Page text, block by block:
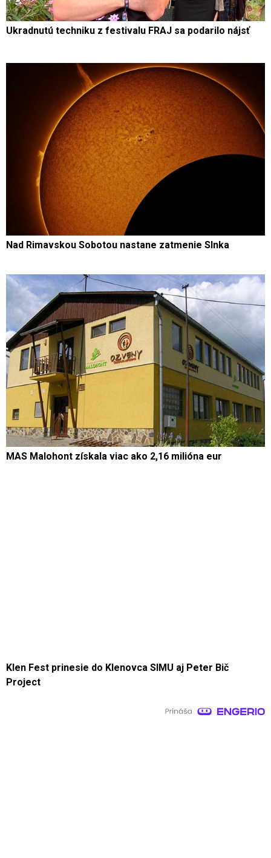
Ukradnutú techniku z festivalu FRAJ sa podarilo nájsť
Nad Rimavskou Sobotou nastane zatmenie Slnka
MAS Malohont získala viac ako 2,16 milióna eur
Klen Fest prinesie do Klenovca SIMU aj Peter Bič
Project